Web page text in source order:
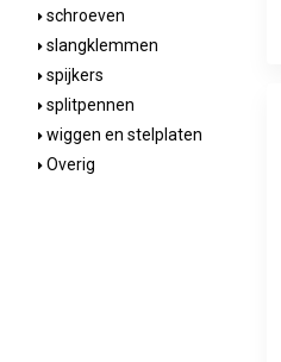
schroeven
slangklemmen
spijkers
splitpennen
wiggen en stelplaten
Overig